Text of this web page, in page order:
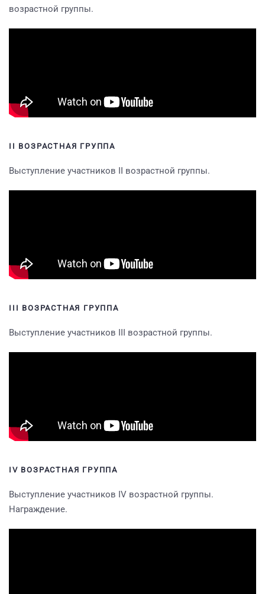
возрастной группы.
II ВОЗРАСТНАЯ ГРУППА
Выступление участников II возрастной группы.
III ВОЗРАСТНАЯ ГРУППА
Выступление участников III возрастной группы.
IV ВОЗРАСТНАЯ ГРУППА
Выступление участников IV возрастной группы.
Награждение.